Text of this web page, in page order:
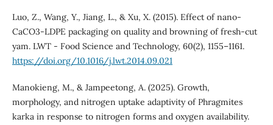
Luo, Z., Wang, Y., Jiang, L., & Xu, X. (2015). Effect of nano-
CaCO3-LDPE packaging on quality and browning of fresh-cut
yam. LWT - Food Science and Technology, 60(2), 1155–1161.
https://doi.org/10.1016/j.lwt.2014.09.021
Manokieng, M., & Jampeetong, A. (2025). Growth,
morphology, and nitrogen uptake adaptivity of Phragmites
karka in response to nitrogen forms and oxygen availability.